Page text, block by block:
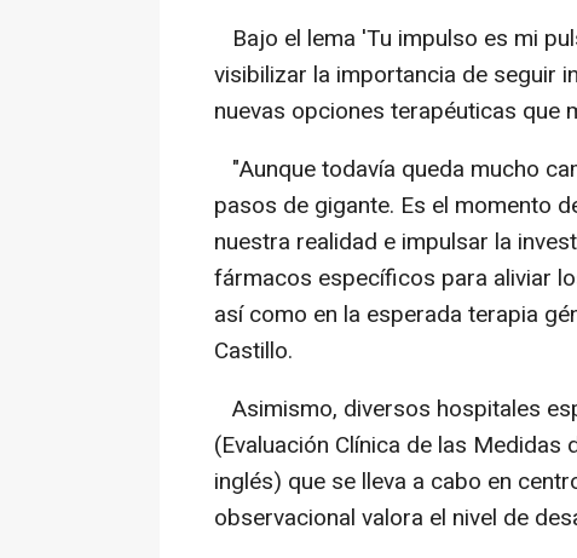
Bajo el lema 'Tu impulso es mi
visibilizar la importancia de seguir
nuevas opciones terapéuticas que
"Aunque todavía queda mucho
pasos de gigante. Es el momento
nuestra realidad e impulsar la
fármacos específicos para aliviar
así como en la esperada terapia
Castillo.
Asimismo, diversos hospitales
(Evaluación Clínica de las
inglés) que se lleva a cabo en
observacional valora el nivel de